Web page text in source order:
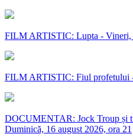
FILM ARTISTIC: Lupta - Vineri,
FILM ARTISTIC: Fiul profetului -
DOCUMENTAR: Jock Troup și
Duminică, 16 august 2026, ora 21